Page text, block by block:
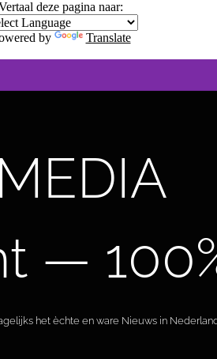
deze pagina naar:
by Translate
—
het èchte en ware Nieuws in